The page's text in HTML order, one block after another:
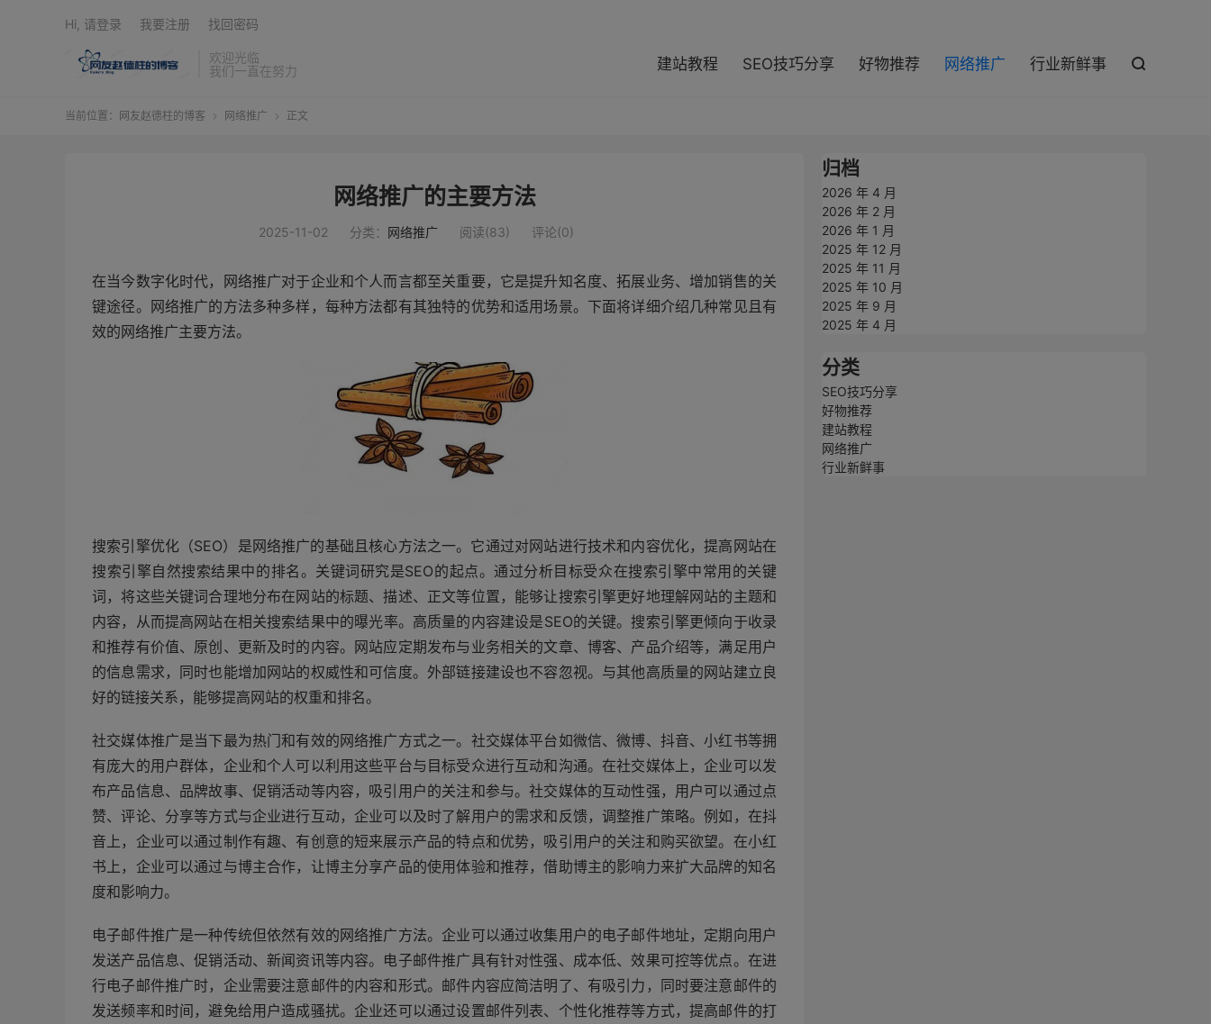
欢迎光临
我们一直在努力
建站教程 SEO技巧分享 好物推荐 网络推广 行业新鲜事 
Hi, 请登录 我要注册 找回密码
当前位置： 网友赵德柱的博客  网络推广  正文
网络推广的主要方法
2025-11-02 分类： 网络推广 阅读(83) 评论(0)
在当今数字化时代，网络推广对于企业和个人而言都至关重要，它是提升知名度、拓展业务、增加销售的关
键途径。网络推广的方法多种多样，每种方法都有其独特的优势和适用场景。下面将详细介绍几种常见且有
效的网络推广主要方法。
搜索引擎优化（SEO）是网络推广的基础且核心方法之一。它通过对网站进行技术和内容优化，提高网站在
搜索引擎自然搜索结果中的排名。关键词研究是SEO的起点。通过分析目标受众在搜索引擎中常用的关键
词，将这些关键词合理地分布在网站的标题、描述、正文等位置，能够让搜索引擎更好地理解网站的主题和
内容，从而提高网站在相关搜索结果中的曝光率。高质量的内容建设是SEO的关键。搜索引擎更倾向于收录
和推荐有价值、原创、更新及时的内容。网站应定期发布与业务相关的文章、博客、产品介绍等，满足用户
的信息需求，同时也能增加网站的权威性和可信度。外部链接建设也不容忽视。与其他高质量的网站建立良
好的链接关系，能够提高网站的权重和排名。
社交媒体推广是当下最为热门和有效的网络推广方式之一。社交媒体平台如微信、微博、抖音、小红书等拥
有庞大的用户群体，企业和个人可以利用这些平台与目标受众进行互动和沟通。在社交媒体上，企业可以发
布产品信息、品牌故事、促销活动等内容，吸引用户的关注和参与。社交媒体的互动性强，用户可以通过点
赞、评论、分享等方式与企业进行互动，企业可以及时了解用户的需求和反馈，调整推广策略。例如，在抖
音上，企业可以通过制作有趣、有创意的短来展示产品的特点和优势，吸引用户的关注和购买欲望。在小红
书上，企业可以通过与博主合作，让博主分享产品的使用体验和推荐，借助博主的影响力来扩大品牌的知名
度和影响力。
电子邮件推广是一种传统但依然有效的网络推广方法。企业可以通过收集用户的电子邮件地址，定期向用户
发送产品信息、促销活动、新闻资讯等内容。电子邮件推广具有针对性强、成本低、效果可控等优点。在进
行电子邮件推广时，企业需要注意邮件的内容和形式。邮件内容应简洁明了、有吸引力，同时要注意邮件的
发送频率和时间，避免给用户造成骚扰。企业还可以通过设置邮件列表、个性化推荐等方式，提高邮件的打
归档
2026 年 4 月
2026 年 2 月
2026 年 1 月
2025 年 12 月
2025 年 11 月
2025 年 10 月
2025 年 9 月
2025 年 4 月
分类
SEO技巧分享
好物推荐
建站教程
网络推广
行业新鲜事